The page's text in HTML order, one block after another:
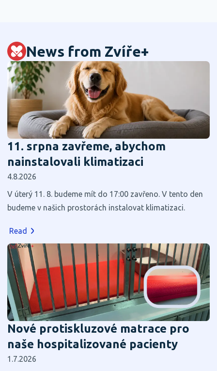
News from Zvíře+
11. srpna zavřeme, abychom
nainstalovali klimatizaci
4.8.2026
V úterý 11. 8. budeme mít do 17:00 zavřeno. V tento den
budeme v našich prostorách instalovat klimatizaci.
Read
Nové protiskluzové matrace pro
naše hospitalizované pacienty
1.7.2026